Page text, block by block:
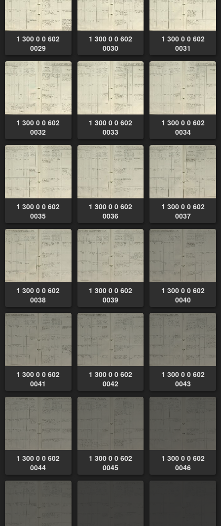
1 300 0 0 602
0029
1 300 0 0 602
0030
1 300 0 0 602
0031
1 300 0 0 602
0032
1 300 0 0 602
0033
1 300 0 0 602
0034
1 300 0 0 602
0035
1 300 0 0 602
0036
1 300 0 0 602
0037
1 300 0 0 602
0038
1 300 0 0 602
0039
1 300 0 0 602
0040
1 300 0 0 602
0041
1 300 0 0 602
0042
1 300 0 0 602
0043
1 300 0 0 602
0044
1 300 0 0 602
0045
1 300 0 0 602
0046